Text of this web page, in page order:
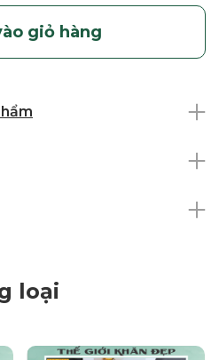
giỏ hàng
loại